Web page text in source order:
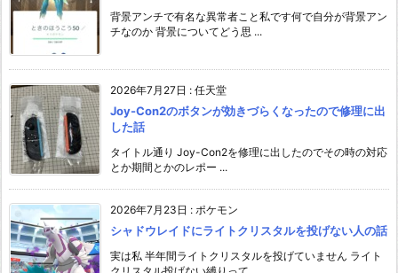
背景アンチで有名な異常者こと私です何で自分が背景アン
チなのか 背景についてどう思 ...
2026年7月27日 : 任天堂
Joy-Con2のボタンが効きづらくなったので修理に出
した話
タイトル通り Joy-Con2を修理に出したのでその時の対応
とか期間とかのレポー ...
2026年7月23日 : ポケモン
シャドウレイドにライトクリスタルを投げない人の話
実は私 半年間ライトクリスタルを投げていません ライト